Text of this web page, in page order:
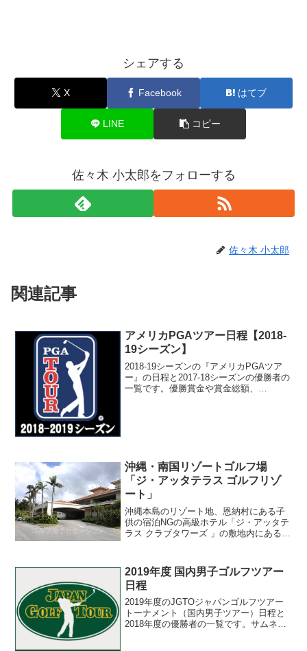
シェアする
X Facebook はてブ
LINE コピー
佐々木 小太郎をフォローする
佐々木 小太郎
関連記事
アメリカPGAツアー日程【2018-
19シーズン】
2018-19シーズンの『アメリカPGAツア
ー』の日程と2017-18シーズンの優勝者の
一覧です。優勝賞金や賞金総額、
沖縄・南国リゾートゴルフ場
「ジ・アッタテラス ゴルフリゾ
ート」
沖縄本島のリゾート地、恩納村にある子
供の宿泊NGの高級ホテル「ジ・アッタテ
ラス クラブタワーズ 」の敷地内にあるリ
ッタテラス ゴルフリゾート前日まで特別
警報が発令され...
2019年度 国内男子ゴルフツアー
日程
2019年度のJGTOジャパンゴルフツアー
トーナメント（国内男子ツアー）日程と
2018年度の優勝者の一覧です。サムネイ